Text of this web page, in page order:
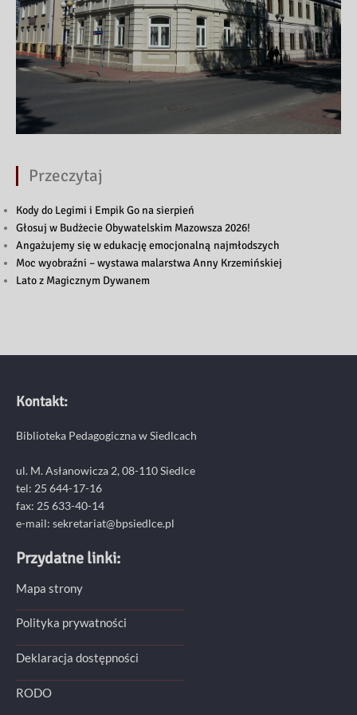
Przeczytaj
Kody do Legimi i Empik Go na sierpień
Głosuj w Budżecie Obywatelskim Mazowsza 2026!
Angażujemy się w edukację emocjonalną najmłodszych
Moc wyobraźni – wystawa malarstwa Anny Krzemińskiej
Lato z Magicznym Dywanem
Kontakt:
Biblioteka Pedagogiczna w Siedlcach
ul. M. Asłanowicza 2, 08-110 Siedlce
tel: 25 644-17-16
fax: 25 633-40-14
e-mail: sekretariat@bpsiedlce.pl
Przydatne linki:
Mapa strony
Polityka prywatności
Deklaracja dostępności
RODO